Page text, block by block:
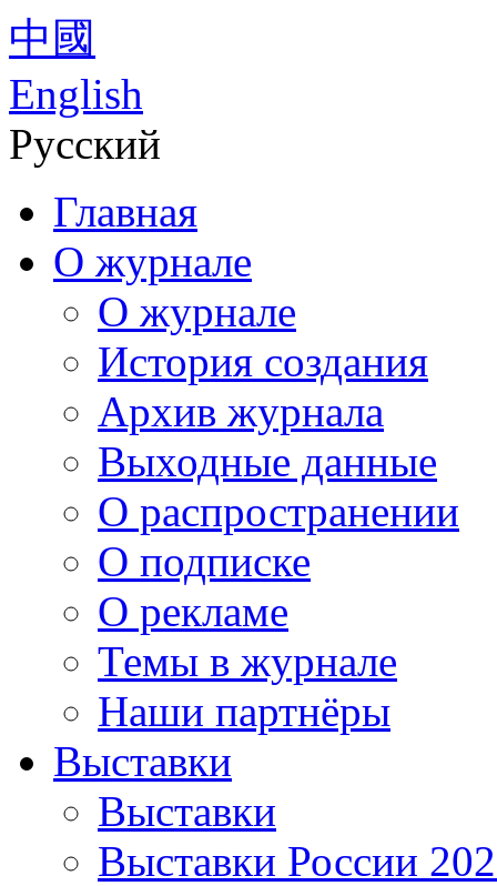
中國
English
Русский
Главная
О журнале
О журнале
История создания
Архив журнала
Выходные данные
О распространении
О подписке
О рекламе
Темы в журнале
Наши партнёры
Выставки
Выставки
Выставки России